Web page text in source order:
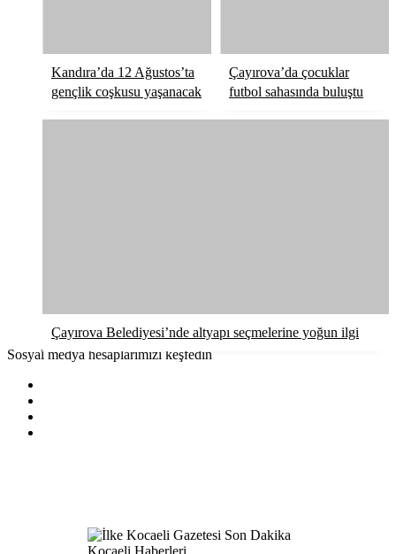
Kandıra’da 12 Ağustos’ta
gençlik coşkusu yaşanacak
Çayırova’da çocuklar
futbol sahasında buluştu
Çayırova Belediyesi’nde altyapı seçmelerine yoğun ilgi
Sosyal medya hesaplarımızı keşfedin